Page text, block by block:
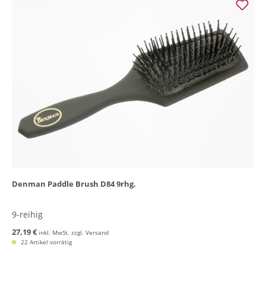
Denman Paddle Brush D84 9rhg.
9-reihig
27,19 € inkl. MwSt. zzgl. Versand
22 Artikel vorrätig